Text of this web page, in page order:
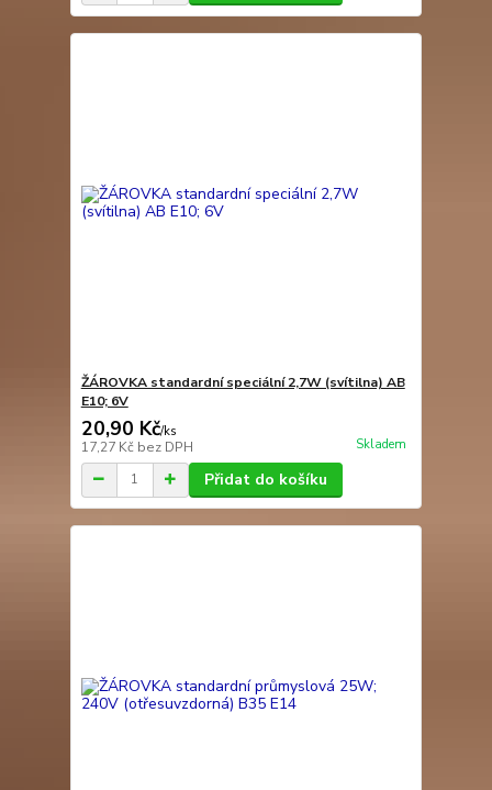
ŽÁROVKA standardní speciální 2,7W (svítilna) AB
E10; 6V
20,90 Kč/ks
17,27 Kč bez DPH Skladem
Přidat do košíku